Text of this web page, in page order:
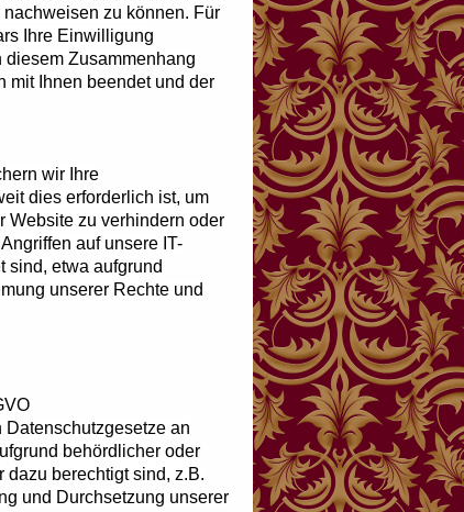
zu können. Für
Ihre Einwilligung
Zusammenhang
mit Ihnen beendet und der
wir Ihre
dies erforderlich ist, um
Website zu verhindern oder
auf unsere IT-
sind, etwa aufgrund
unserer Rechte und
an
behördlicher oder
berechtigt sind, z.B.
und Durchsetzung unserer